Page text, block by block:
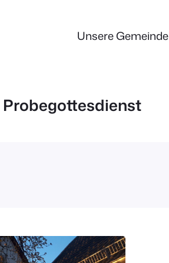
Unsere Gemeinde
Probegottesdienst